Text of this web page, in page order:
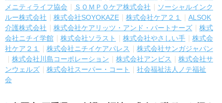
メニティライフ協会
ＳＯＭＰＯケア株式会社
ソーシャルインク
ルー株式会社
株式会社SOYOKAZE 株式会社ケア２１
ALSOK
介護株式会社
株式会社ケアリッツ・アンド・パートナーズ
株式
会社ニチイ学館
株式会社ソラスト 株式会社やさしい手
株式会
社ケア２１
株式会社ニチイケアパレス
株式会社サンガジャパン
株式会社川島コーポレーション
株式会社アンビス
株式会社サ
ンウェルズ
株式会社スーパー・コート
社会福祉法人ノテ福祉
会